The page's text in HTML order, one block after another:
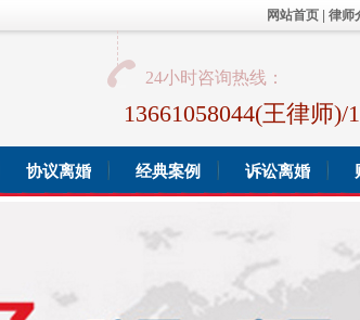
网站首页 律师
24小时咨询热线：
13661058044(王律师)/
协议离婚 经典案例 诉讼离婚